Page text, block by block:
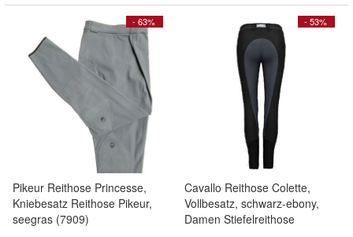
- 63%
Pikeur Reithose Princesse,
Kniebesatz Reithose Pikeur,
seegras (7909)
- 53%
Cavallo Reithose Colette,
Vollbesatz, schwarz-ebony,
Damen Stiefelreithose